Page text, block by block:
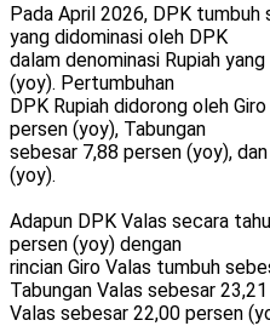
Pada April 2026, DPK tumbuh
yang didominasi oleh DPK
dalam denominasi Rupiah
(yoy). Pertumbuhan
DPK Rupiah didorong oleh
persen (yoy), Tabungan
sebesar 7,88 persen (yoy),
(yoy).
Adapun DPK Valas secara
persen (yoy) dengan
rincian Giro Valas tumbuh
Tabungan Valas sebesar
Valas sebesar 22,00 persen